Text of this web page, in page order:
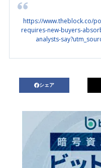
https://www.theblock.co/
requires-new-buyers-
analysts-
シェア